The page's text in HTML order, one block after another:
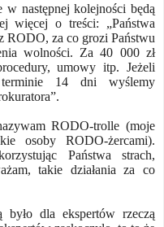
następnej kolejności będą
więcej o treści: „Państwa
RODO, za co grozi Państwu
wolności. Za 40 000 zł
umowy itp. Jeżeli
14 dni wyślemy
RODO-trolle (moje
osoby RODO-żercami).
Państwa strach,
takie działania za co
dla ekspertów rzeczą